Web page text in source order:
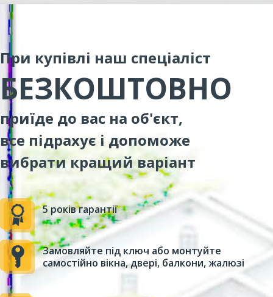
При купівлі наш спеціаліст
БЕЗКОШТОВНО
приїде до вас на об'єкт,
все підрахує і допоможе
вибрати кращий варіант
5 років гарантії
Замовляйте під ключ або монтуйте
самостійно вікна, двері, балкони, жалюзі